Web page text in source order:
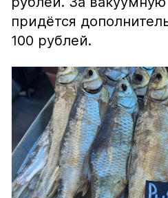
придётся
100 рублей.